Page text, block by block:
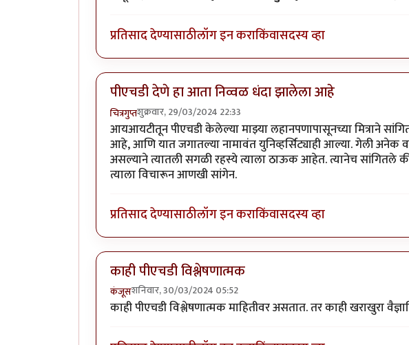
प्रतिसाद देण्यासाठीलॉग इन कराकिंवासदस्य व्हा
पीएचडी देणे हा आता निव्वळ धंदा झालेला आहे
चित्रगुप्तशुक्रवार, 29/03/2024 22:33
आयआयटीतून पीएचडी केलेल्या माझ्या लहानपणापासूनच्या मित्राने
आहे, आणि यात जगातल्या नामावंत युनिव्हर्सिट्याही आल्या. गेली अनेक
असल्याने त्यातली सगळी रहस्ये त्याला ठाऊक आहेत. त्यानेच सांगितले
त्याला विचारून आणखी सांगेन.
प्रतिसाद देण्यासाठीलॉग इन कराकिंवासदस्य व्हा
काही पीएचडी विश्लेषणात्मक
कंजूसशनिवार, 30/03/2024 05:52
काही पीएचडी विश्लेषणात्मक माहितीवर असतात. तर काही खराखुरा